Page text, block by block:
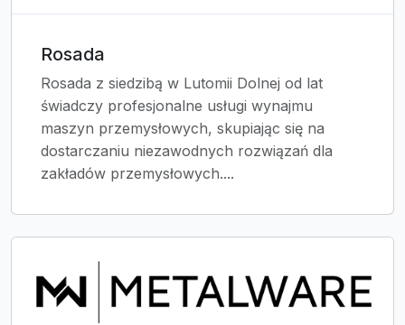
Rosada
Rosada z siedzibą w Lutomii Dolnej od lat
świadczy profesjonalne usługi wynajmu
maszyn przemysłowych, skupiając się na
dostarczaniu niezawodnych rozwiązań dla
zakładów przemysłowych....